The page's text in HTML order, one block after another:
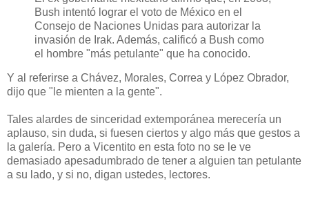
Bush intentó lograr el voto de México en el
Consejo de Naciones Unidas para autorizar la
invasión de Irak. Además, calificó a Bush como
el hombre "más petulante" que ha conocido.
Y al referirse a Chávez, Morales, Correa y López Obrador,
dijo que "le mienten a la gente".
Tales alardes de sinceridad extemporánea merecería un
aplauso, sin duda, si fuesen ciertos y algo más que gestos a
la galería. Pero a Vicentito en esta foto no se le ve
demasiado apesadumbrado de tener a alguien tan petulante
a su lado, y si no, digan ustedes, lectores.